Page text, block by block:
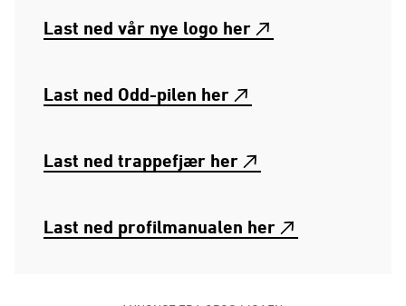
Last ned vår nye logo her
Last ned Odd-pilen her
Last ned trappefjær her
Last ned profilmanualen her